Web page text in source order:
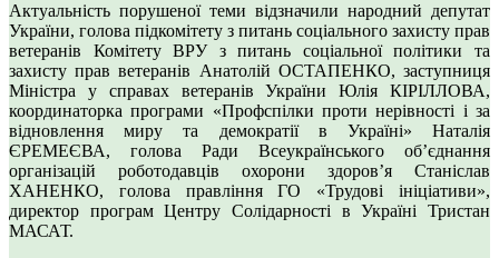
Актуальність порушеної теми відзначили народний депутат
України, голова підкомітету з питань соціального захисту прав
ветеранів Комітету ВРУ з питань соціальної політики та
захисту прав ветеранів Анатолій ОСТАПЕНКО, заступниця
Міністра у справах ветеранів України Юлія КІРІЛЛОВА,
координаторка програми «Профспілки проти нерівності і за
відновлення миру та демократії в Україні» Наталія
ЄРЕМЕЄВА, голова Ради Всеукраїнського об’єднання
організацій роботодавців охорони здоров’я Станіслав
ХАНЕНКО, голова правління ГО «Трудові ініціативи»,
директор програм Центру Солідарності в Україні Тристан
МАСАТ.